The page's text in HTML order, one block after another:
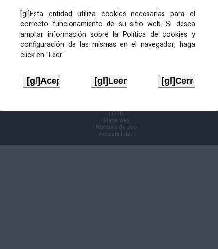
[gl]Esta entidad utiliza cookies necesarias para el
correcto funcionamiento de su sitio web. Si desea
ampliar información sobre la Política de cookies y
configuración de las mismas en el navegador, haga
click en "Leer"
LOPD
Mapa web
Normas de uso
Accesibilidad